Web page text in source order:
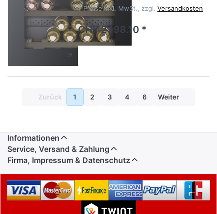
* Preise inkl. MwSt., zzgl. Versandkosten
CHF 2'198.10 *
Zurück 1 2 3 4 6 Weiter
Informationen
Service, Versand & Zahlung
Firma, Impressum & Datenschutz